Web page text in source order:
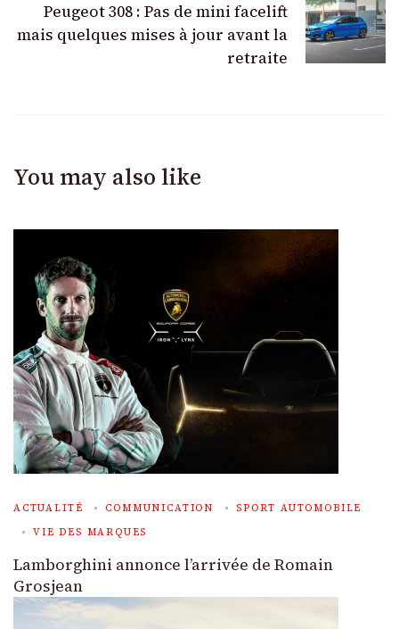
Peugeot 308 : Pas de mini facelift
mais quelques mises à jour avant la
retraite
You may also like
ACTUALITÉ COMMUNICATION
SPORT AUTOMOBILE
VIE DES MARQUES
Lamborghini annonce l’arrivée de Romain
Grosjean